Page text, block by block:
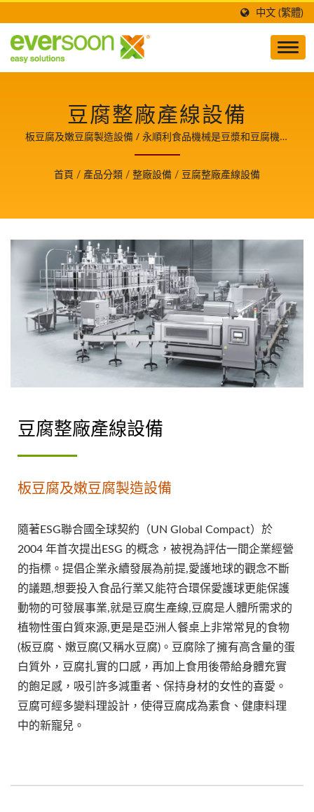
中文 (繁體)
豆腐整廠產線設備
板豆腐及嫩豆腐製造設備 / 永順利食品機械是豆漿和豆腐機械
製造與技術開發的領導者，也是食品安全的守護者，並分享生
產豆腐美食的關鍵技術與經驗，使我們成為客戶成長的重要夥
首頁 / 產品分類 / 整廠設備 / 豆腐整廠產線設備
豆腐整廠產線設備
板豆腐及嫩豆腐製造設備
隨著ESG聯合國全球契約（UN Global Compact）於
2004 年首次提出ESG 的概念，被視為評估一間企業經營
的指標。提倡企業永續發展為前提,愛護地球的觀念不斷
的議題,想要投入食品行業又能符合環保愛護球更能保護
動物的可發展事業,就是豆腐生產線,豆腐是人體所需求的
植物性蛋白質來源,更是是亞洲人餐桌上非常常見的食物
(板豆腐、嫩豆腐(又稱水豆腐)。豆腐除了擁有高含量的蛋
白質外，豆腐扎實的口感，再加上食用後帶給身體充實
的飽足感，吸引許多減重者、保持身材的女性的喜愛。
豆腐可經多變料理設計，使得豆腐成為素食、健康料理
中的新寵兒。